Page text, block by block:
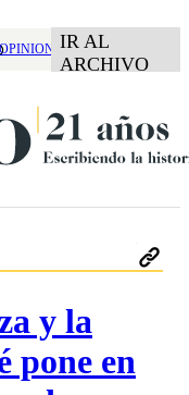
IR AL
ARCHIVO
y la
pone en